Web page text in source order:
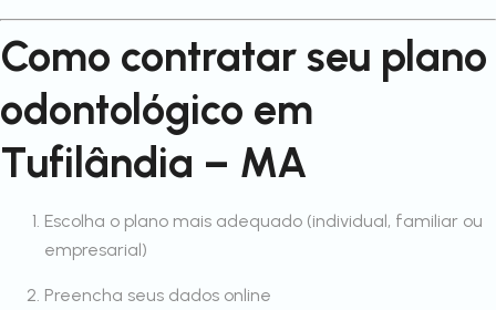
Como contratar seu plano
odontológico em
Tufilândia – MA
Escolha o plano mais adequado (individual, familiar ou
empresarial)
Preencha seus dados online